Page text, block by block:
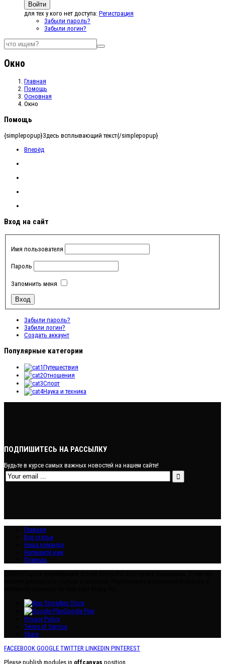
Войти
для тех у кого нет доступа: Регистрация
Забыли пароль?
Забыли логин?
Окно
Главная
Помощь
Основная
Окно
Помощь
{simplepopup}Здесь всплывающий текст{/simplepopup}
Вперёд
Вход на сайт
Имя пользователя
Пароль
Запомнить меня
Забыли пароль?
Забили логин?
Создать аккаунт
Популярные категории
Путешествия
Отношения
Спорт
Наука и техника
ПОДПИШИТЕСЬ НА РАССЫЛКУ
Будьте в курсе самых важных новостей на нашем сайте!
Главная
Все статьи
Наша команда
Напишите нам
Помощь
App Store
Google Play
Privacy Policy
Terms of Service
Share
FACEEBOOK GOOGLE TWITTER LINKEDIN PINTEREST
Please publish modules in offcanvas position.